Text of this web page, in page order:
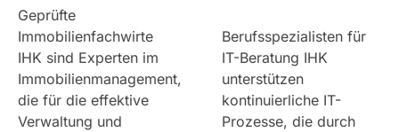
Geprüfte
Immobilienfachwirte
IHK sind Experten im
Immobilienmanagement,
die für die effektive
Verwaltung und
Berufsspezialisten für
IT-Beratung IHK
unterstützen
kontinuierliche IT-
Prozesse, die durch